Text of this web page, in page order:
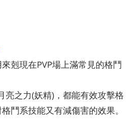
剋現在PVP場上滿常見的格鬥
亮之力(妖精)，都能有效攻擊格
鬥系技能又有減傷害的效果。